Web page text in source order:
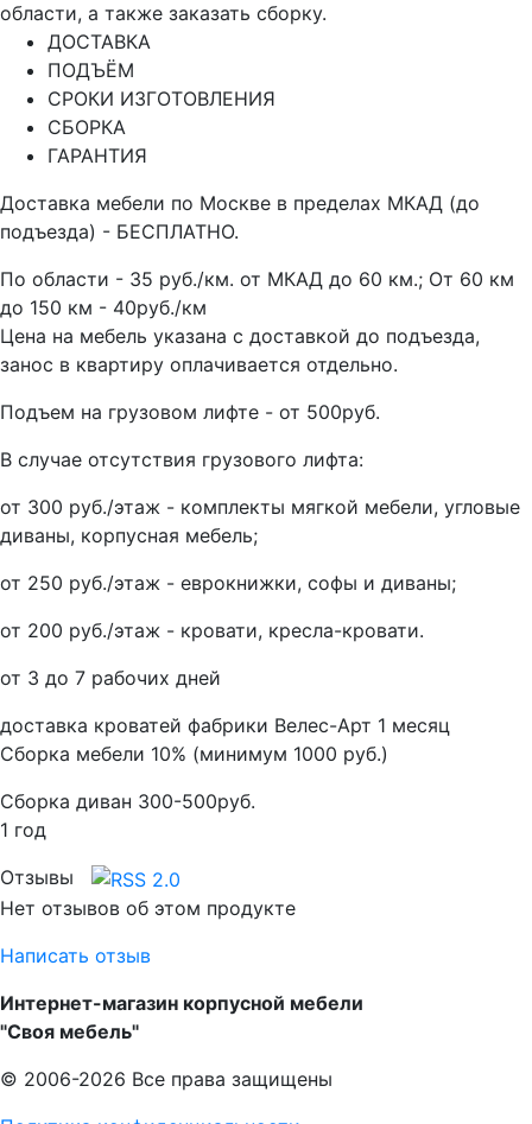
области, а также заказать сборку.
ДОСТАВКА
ПОДЪЁМ
СРОКИ ИЗГОТОВЛЕНИЯ
СБОРКА
ГАРАНТИЯ
Доставка мебели по Москве в пределах МКАД (до
подъезда) - БЕСПЛАТНО.
По области - 35 руб./км. от МКАД до 60 км.; От 60 км
до 150 км - 40руб./км
Цена на мебель указана с доставкой до подъезда,
занос в квартиру оплачивается отдельно.
Подъем на грузовом лифте - от 500руб.
В случае отсутствия грузового лифта:
от 300 руб./этаж - комплекты мягкой мебели, угловые
диваны, корпусная мебель;
от 250 руб./этаж - еврокнижки, софы и диваны;
от 200 руб./этаж - кровати, кресла-кровати.
от 3 до 7 рабочих дней
доставка кроватей фабрики Велес-Арт 1 месяц
Сборка мебели 10% (минимум 1000 руб.)
Сборка диван 300-500руб.
1 год
Отзывы
Нет отзывов об этом продукте
Написать отзыв
Интернет-магазин корпусной мебели
"Своя мебель"
© 2006-2026 Все права защищены